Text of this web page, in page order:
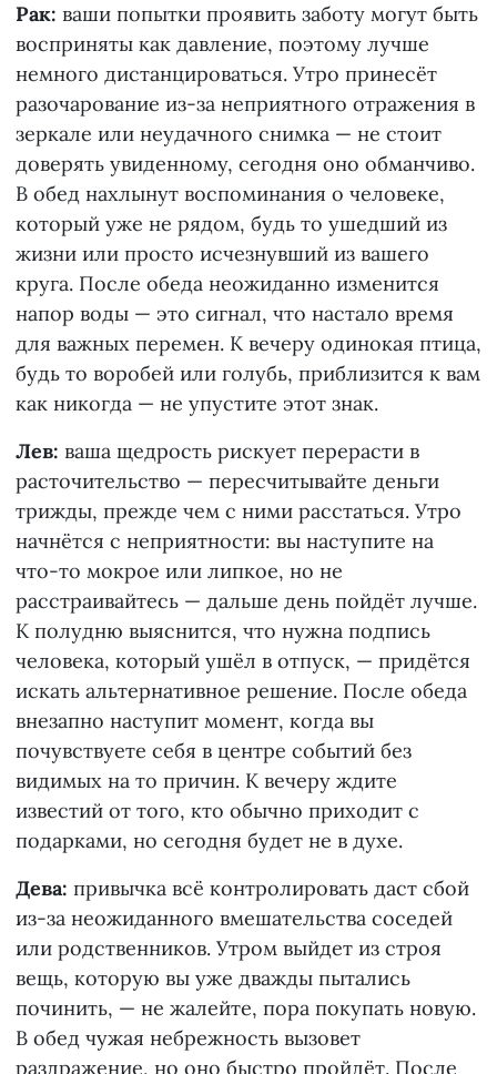
Рак: ваши попытки проявить заботу могут быть
восприняты как давление, поэтому лучше
немного дистанцироваться. Утро принесёт
разочарование из-за неприятного отражения в
зеркале или неудачного снимка — не стоит
доверять увиденному, сегодня оно обманчиво.
В обед нахлынут воспоминания о человеке,
который уже не рядом, будь то ушедший из
жизни или просто исчезнувший из вашего
круга. После обеда неожиданно изменится
напор воды — это сигнал, что настало время
для важных перемен. К вечеру одинокая птица,
будь то воробей или голубь, приблизится к вам
как никогда — не упустите этот знак.
Лев: ваша щедрость рискует перерасти в
расточительство — пересчитывайте деньги
трижды, прежде чем с ними расстаться. Утро
начнётся с неприятности: вы наступите на
что-то мокрое или липкое, но не
расстраивайтесь — дальше день пойдёт лучше.
К полудню выяснится, что нужна подпись
человека, который ушёл в отпуск, — придётся
искать альтернативное решение. После обеда
внезапно наступит момент, когда вы
почувствуете себя в центре событий без
видимых на то причин. К вечеру ждите
известий от того, кто обычно приходит с
подарками, но сегодня будет не в духе.
Дева: привычка всё контролировать даст сбой
из-за неожиданного вмешательства соседей
или родственников. Утром выйдет из строя
вещь, которую вы уже дважды пытались
починить, — не жалейте, пора покупать новую.
В обед чужая небрежность вызовет
раздражение, но оно быстро пройдёт. После